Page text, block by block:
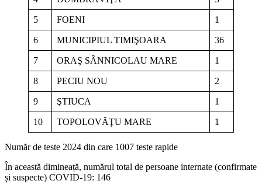
5 FOENI 1
6 MUNICIPIUL TIMIŞOARA 36
7 ORAŞ SÂNNICOLAU MARE 1
8 PECIU NOU 2
9 ŞTIUCA 1
10 TOPOLOVĂŢU MARE 1
Număr de teste 2024 din care 1007 teste rapide
În această dimineață, numărul total de persoane internate (confirmate
și suspecte) COVID-19: 146